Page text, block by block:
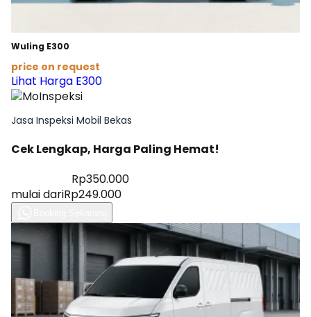
Wuling E300
price on request
Lihat Harga E300
Jasa Inspeksi Mobil Bekas
Cek Lengkap, Harga Paling Hemat!
Rp350.000
mulai dariRp249.000